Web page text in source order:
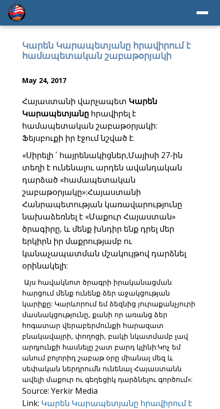
Կարեն Կարապետյանը հրավիրում է
համապետական շաբաթօրյակի
May 24, 2017
Հայաստանի վարչապետ Կարեն
Կարապետյանը հրավիրել է
համապետական շաբաթօրյակի:
Ֆեյսբուքի իր էջում նշված է.
«Սիրելի ՛ հայրենակիցներ,Մայիսի 27-ին
տեղի է ունենալու արդեն ավանդական
դարձած «համապետական
շաբաթօրյակը»:Հայաստանի
Հանրապետության կառավարությունը
նախաձեռնել է «Մաքուր Հայաստան»
ծրագիրը, և մենք խնդիր ենք դրել մեր
երկիրն իր մաքրությամբ ու
կանաչապատման մշակույթով դարձնել
օրինակելի:
Այս հավակնոտ ծրագրի իրականացման
հարցում մենք ունենք ձեր աջակցության
կարիքը: Կարևորում եմ ձեզնից յուրաքանչյուրի
մասնակցությունը, քանի որ առանց ձեր
հոգատար վերաբերմունքի հարազատ
բնակավայրի, փողոցի, բակի նկատմամբ լավ
արդյունքի հասնելը շատ բարդ կլինի:Կոչ եմ
անում բոլորիդ շաբաթ օրը միանալ մեզ և
սեփական ներդրումն ունենալ Հայաստանն
ավելի մաքուր ու գեղեցիկ դարձնելու գործում»:
Source: Yerkir Media
Link: Կարեն Կարապետյանը հրավիրում է